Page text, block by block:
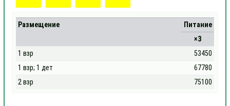
Размещение
Питание
×3
1 взр
53450
1 взр; 1 дет
67780
2 взр
75100